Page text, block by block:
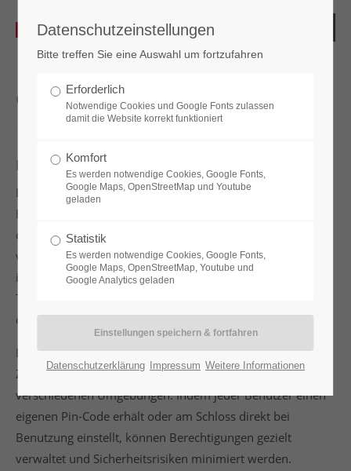
Glossar
Pin-Code
Ein Pin-Code, auch bekannt als persönliche
Identifikationsnummer, ist eine numerische Kombination,
die in Schließsystemen zur Authentifizierung und Freigabe
von Zugängen verwendet werden kann. Diese
individuellen Codes dienen als digitale Schlüssel, um
Türen, Schränke oder andere verschlossene Bereiche zu
öffnen.
Die Verwendung eines Pin-Codes ermöglicht eine präzise
Zugangskontrolle und erhöht die Sicherheit in
verschiedenen Umgebungen. Indem jeder Benutzer einen
eigenen Pin-Code erhält oder am Schloss direkt bei
Benutzung einstellt, können Berechtigungen gezielt
verwaltet und Sicherheitsrisiken minimiert werden.
Datenschutzeinstellungen
Bitte treffen Sie eine Auswahl um fortzufahren
Erforderlich
Notwendige Cookies und Google Fonts zulassen
damit die Website korrekt funktioniert
Komfort
Es werden notwendige Cookies, Google Fonts,
Google Maps, OpenStreetMap und Youtube
geladen
Statistik
Es werden notwendige Cookies, Google Fonts,
Google Maps, OpenStreetMap, Youtube und
Google Analytics geladen
Datenschutzerklärung Impressum Weitere Informationen